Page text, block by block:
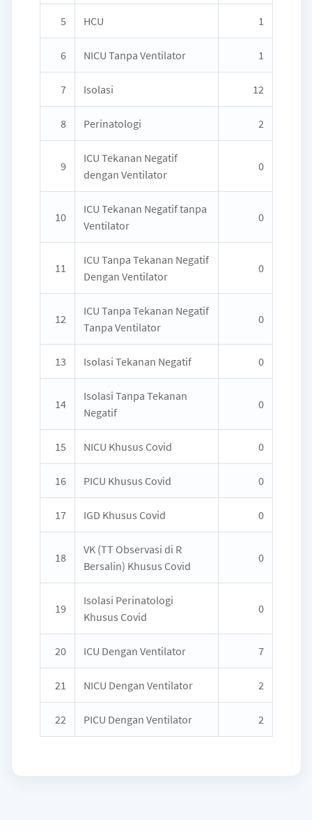
5 HCU 1
6 NICU Tanpa Ventilator 1
7 Isolasi 12
8 Perinatologi 2
9
ICU Tekanan Negatif
dengan Ventilator
0
10
ICU Tekanan Negatif tanpa
Ventilator
0
11
ICU Tanpa Tekanan Negatif
Dengan Ventilator
0
12
ICU Tanpa Tekanan Negatif
Tanpa Ventilator
0
13 Isolasi Tekanan Negatif 0
14
Isolasi Tanpa Tekanan
Negatif
0
15 NICU Khusus Covid 0
16 PICU Khusus Covid 0
17 IGD Khusus Covid 0
18
VK (TT Observasi di R
Bersalin) Khusus Covid
0
19
Isolasi Perinatologi
Khusus Covid
0
20 ICU Dengan Ventilator 7
21 NICU Dengan Ventilator 2
22 PICU Dengan Ventilator 2